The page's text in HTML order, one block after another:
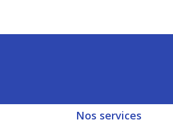
Nos services